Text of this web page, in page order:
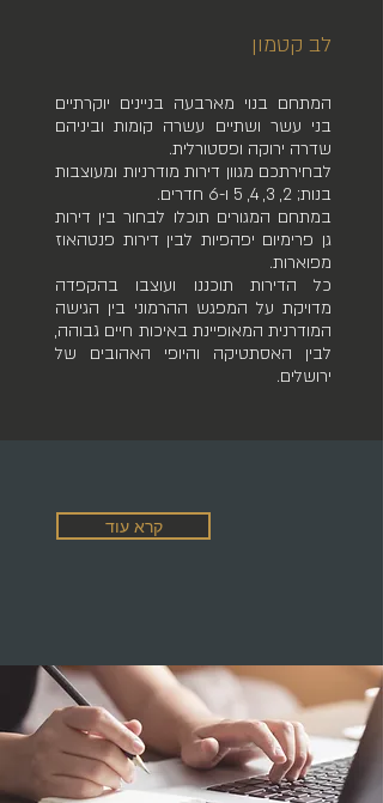
לב קטמון
המתחם בנוי מארבעה בניינים יוקרתיים
בני עשר ושתיים עשרה קומות וביניהם
שדרה ירוקה ופסטורלית.
לבחירתכם מגוון דירות מודרניות ומעוצבות
בנות; 2, 3, 4, 5 ו-6 חדרים.
במתחם המגורים תוכלו לבחור בין דירות
גן פרימיום יפהפיות לבין דירות פנטהאוז
מפוארות.
כל הדירות תוכננו ועוצבו בהקפדה
מדויקת על המפגש ההרמוני בין הגישה
המודרנית המאופיינת באיכות חיים גבוהה,
לבין האסתטיקה והיופי האהובים של
ירושלים.
קרא עוד